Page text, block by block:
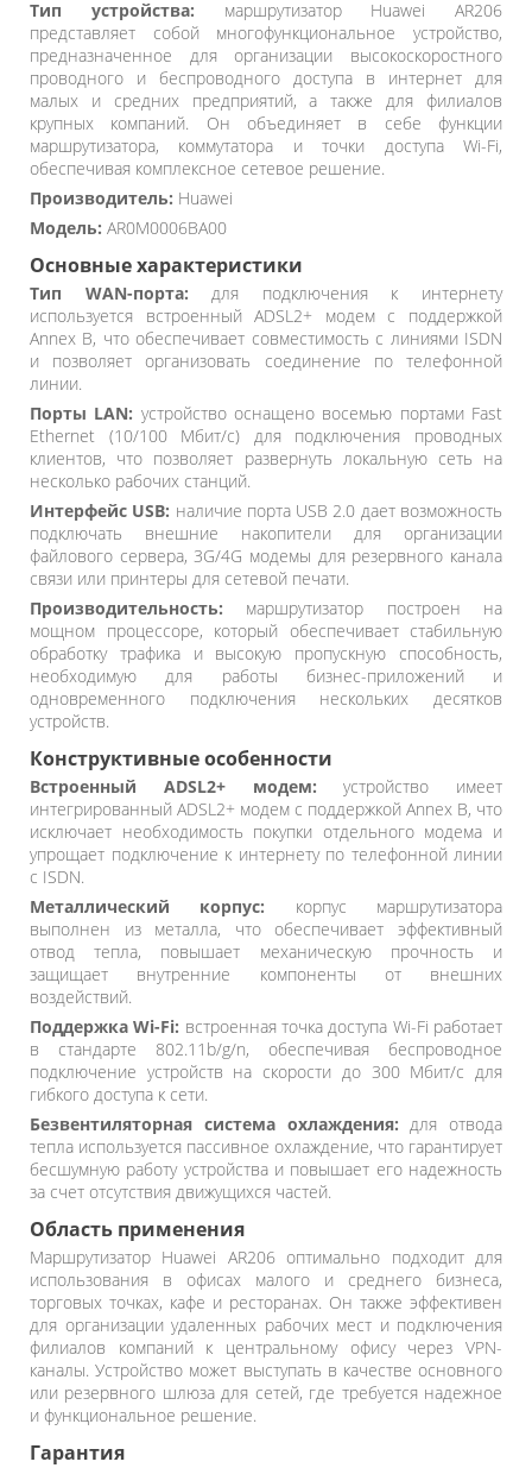
Тип устройства: маршрутизатор Huawei AR206
представляет собой многофункциональное устройство,
предназначенное для организации высокоскоростного
проводного и беспроводного доступа в интернет для
малых и средних предприятий, а также для филиалов
крупных компаний. Он объединяет в себе функции
маршрутизатора, коммутатора и точки доступа Wi-Fi,
обеспечивая комплексное сетевое решение.
Производитель: Huawei
Модель: AR0M0006BA00
Основные характеристики
Тип WAN-порта: для подключения к интернету
используется встроенный ADSL2+ модем с поддержкой
Annex B, что обеспечивает совместимость с линиями ISDN
и позволяет организовать соединение по телефонной
линии.
Порты LAN: устройство оснащено восемью портами Fast
Ethernet (10/100 Мбит/с) для подключения проводных
клиентов, что позволяет развернуть локальную сеть на
несколько рабочих станций.
Интерфейс USB: наличие порта USB 2.0 дает возможность
подключать внешние накопители для организации
файлового сервера, 3G/4G модемы для резервного канала
связи или принтеры для сетевой печати.
Производительность: маршрутизатор построен на
мощном процессоре, который обеспечивает стабильную
обработку трафика и высокую пропускную способность,
необходимую для работы бизнес-приложений и
одновременного подключения нескольких десятков
устройств.
Конструктивные особенности
Встроенный ADSL2+ модем: устройство имеет
интегрированный ADSL2+ модем с поддержкой Annex B, что
исключает необходимость покупки отдельного модема и
упрощает подключение к интернету по телефонной линии
с ISDN.
Металлический корпус: корпус маршрутизатора
выполнен из металла, что обеспечивает эффективный
отвод тепла, повышает механическую прочность и
защищает внутренние компоненты от внешних
воздействий.
Поддержка Wi-Fi: встроенная точка доступа Wi-Fi работает
в стандарте 802.11b/g/n, обеспечивая беспроводное
подключение устройств на скорости до 300 Мбит/с для
гибкого доступа к сети.
Безвентиляторная система охлаждения: для отвода
тепла используется пассивное охлаждение, что гарантирует
бесшумную работу устройства и повышает его надежность
за счет отсутствия движущихся частей.
Область применения
Маршрутизатор Huawei AR206 оптимально подходит для
использования в офисах малого и среднего бизнеса,
торговых точках, кафе и ресторанах. Он также эффективен
для организации удаленных рабочих мест и подключения
филиалов компаний к центральному офису через VPN-
каналы. Устройство может выступать в качестве основного
или резервного шлюза для сетей, где требуется надежное
и функциональное решение.
Гарантия